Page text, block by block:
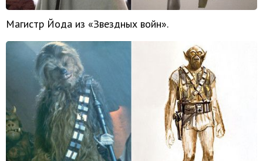
Магистр Йода из «Звездных войн».